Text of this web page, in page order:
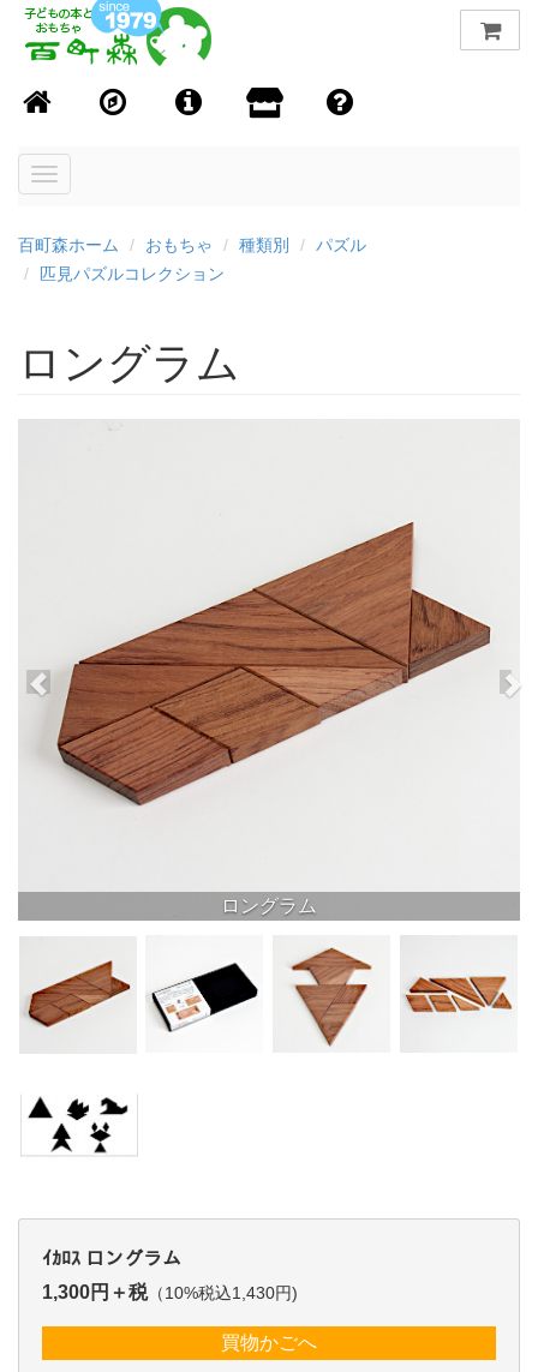
Toggle
百町森ホーム おもちゃ 種類別
パズル
匹見パズルコレクション
ロングラム
ロングラム
ｲｶﾛｽ ロングラム
1,300円＋税（10%税込1,430円)
買物かごへ